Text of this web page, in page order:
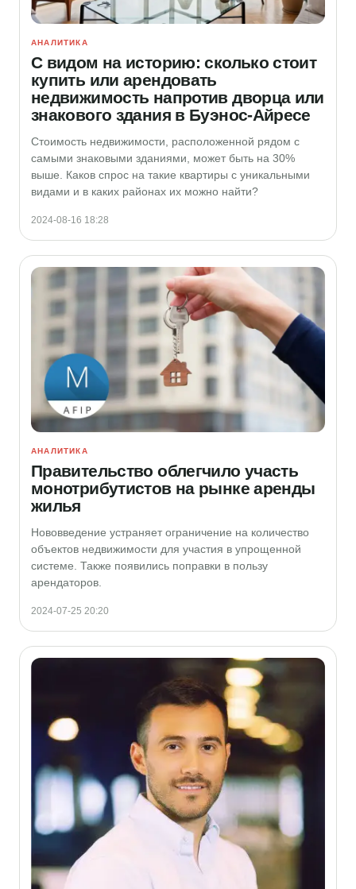
АНАЛИТИКА
С видом на историю: сколько стоит
купить или арендовать
недвижимость напротив дворца или
знакового здания в Буэнос-Айресе
Стоимость недвижимости, расположенной рядом с
самыми знаковыми зданиями, может быть на 30%
выше. Каков спрос на такие квартиры с уникальными
видами и в каких районах их можно найти?
2024-08-16 18:28
АНАЛИТИКА
Правительство облегчило участь
монотрибутистов на рынке аренды
жилья
Нововведение устраняет ограничение на количество
объектов недвижимости для участия в упрощенной
системе. Также появились поправки в пользу
арендаторов.
2024-07-25 20:20